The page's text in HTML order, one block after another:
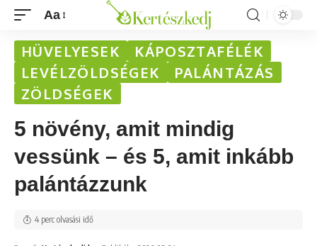
Aa
HÜVELYESEK
KÁPOSZTAFÉLÉK
LEVÉLZÖLDSÉGEK
PALÁNTÁZÁS
ZÖLDSÉGEK
5 növény, amit mindig
vessünk – és 5, amit inkább
palántázzunk
4 perc olvasási idő